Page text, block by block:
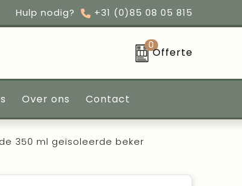
Hulp nodig? +31 (0)85 08 05 815
0
Offerte
Over ons Contact
350 ml geïsoleerde beker